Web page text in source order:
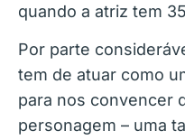
quando a atriz tem
Por parte
tem de atuar como
para nos convencer
personagem – uma